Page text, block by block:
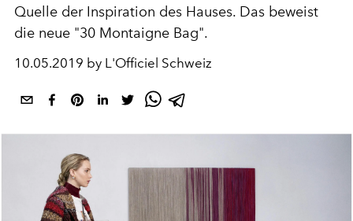
Quelle der Inspiration des Hauses. Das beweist
die neue "30 Montaigne Bag".
10.05.2019 by L'Officiel Schweiz